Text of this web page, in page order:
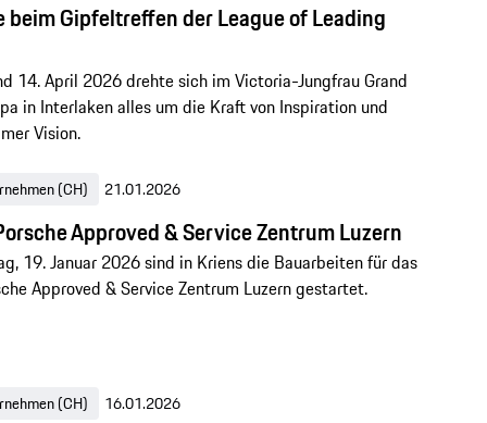
beim Gipfeltreffen der League of Leading
14. April 2026 drehte sich im Victoria-Jungfrau Grand
in Interlaken alles um die Kraft von Inspiration und
Vision.
(CH) 21.01.2026
Approved & Service Zentrum Luzern
19. Januar 2026 sind in Kriens die Bauarbeiten für das
Approved & Service Zentrum Luzern gestartet.
(CH) 16.01.2026